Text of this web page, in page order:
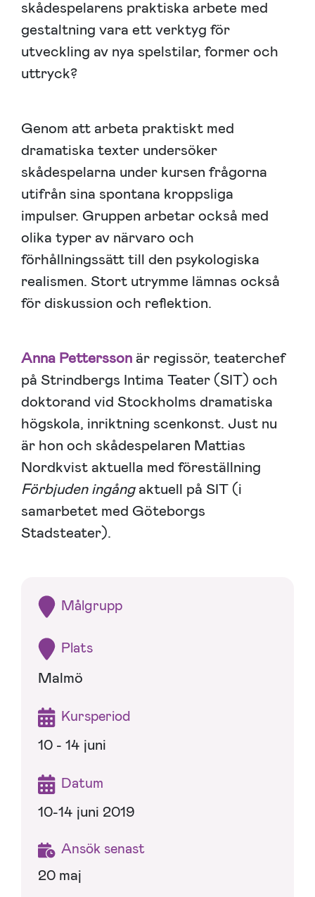
skådespelarens praktiska arbete med
gestaltning vara ett verktyg för
utveckling av nya spelstilar, former och
uttryck?
Genom att arbeta praktiskt med
dramatiska texter undersöker
skådespelarna under kursen frågorna
utifrån sina spontana kroppsliga
impulser. Gruppen arbetar också med
olika typer av närvaro och
förhållningssätt till den psykologiska
realismen. Stort utrymme lämnas också
för diskussion och reflektion.
Anna Pettersson är regissör, teaterchef
på Strindbergs Intima Teater (SIT) och
doktorand vid Stockholms dramatiska
högskola, inriktning scenkonst. Just nu
är hon och skådespelaren Mattias
Nordkvist aktuella med föreställning
Förbjuden ingångaktuell på SIT (i
samarbetet med Göteborgs
Stadsteater).
Målgrupp
Plats
Malmö
Kursperiod
10 - 14 juni
Datum
10-14 juni 2019
Ansök senast
20 maj